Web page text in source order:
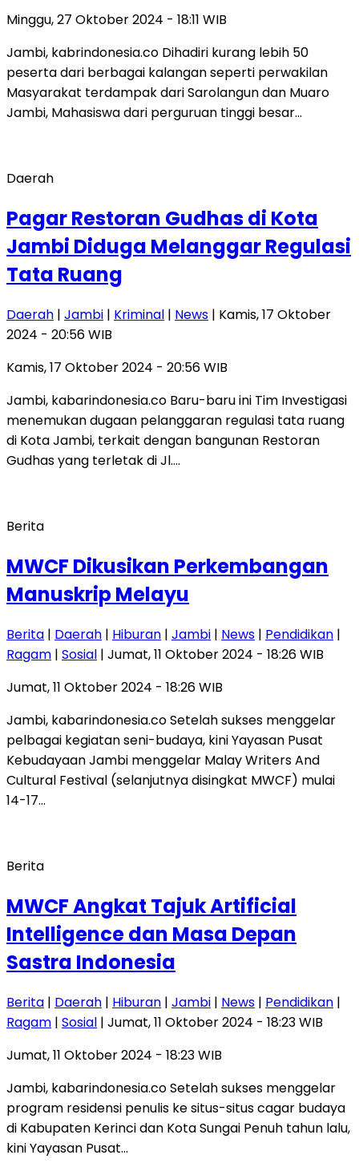
Minggu, 27 Oktober 2024 - 18:11 WIB
Jambi, kabrindonesia.co Dihadiri kurang lebih 50
peserta dari berbagai kalangan seperti perwakilan
Masyarakat terdampak dari Sarolangun dan Muaro
Jambi, Mahasiswa dari perguruan tinggi besar…
Daerah
Pagar Restoran Gudhas di Kota
Jambi Diduga Melanggar Regulasi
Tata Ruang
Daerah | Jambi | Kriminal | News | Kamis, 17 Oktober
2024 - 20:56 WIB
Kamis, 17 Oktober 2024 - 20:56 WIB
Jambi, kabarindonesia.co Baru-baru ini Tim Investigasi
menemukan dugaan pelanggaran regulasi tata ruang
di Kota Jambi, terkait dengan bangunan Restoran
Gudhas yang terletak di Jl….
Berita
MWCF Dikusikan Perkembangan
Manuskrip Melayu
Berita | Daerah | Hiburan | Jambi | News | Pendidikan |
Ragam | Sosial | Jumat, 11 Oktober 2024 - 18:26 WIB
Jumat, 11 Oktober 2024 - 18:26 WIB
Jambi, kabarindonesia.co Setelah sukses menggelar
pelbagai kegiatan seni-budaya, kini Yayasan Pusat
Kebudayaan Jambi menggelar Malay Writers And
Cultural Festival (selanjutnya disingkat MWCF) mulai
14-17…
Berita
MWCF Angkat Tajuk Artificial
Intelligence dan Masa Depan
Sastra Indonesia
Berita | Daerah | Hiburan | Jambi | News | Pendidikan |
Ragam | Sosial | Jumat, 11 Oktober 2024 - 18:23 WIB
Jumat, 11 Oktober 2024 - 18:23 WIB
Jambi, kabarindonesia.co Setelah sukses menggelar
program residensi penulis ke situs-situs cagar budaya
di Kabupaten Kerinci dan Kota Sungai Penuh tahun lalu,
kini Yayasan Pusat…